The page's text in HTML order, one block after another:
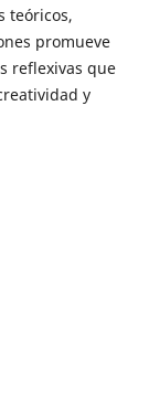
teóricos,
promueve
reflexivas que
y